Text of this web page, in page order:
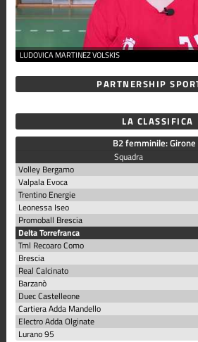
LUDOVICA MARTINEZ VOLSKIS
PARTNERSHIP
LA CLASSIFICA
B2 femminile: Girone
Squadra
Volley Bergamo
Valpala Evoca
Trentino Energie
Leonessa Iseo
Promoball Brescia
Delta Torrefranca
Tml Recoaro Como
Brescia
Real Calcinato
Barzanò
Duec Castelleone
Cartiera Adda Mandello
Electro Adda Olginate
Lurano 95